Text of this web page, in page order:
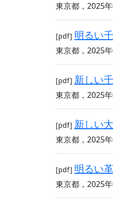
東京都，2025
[pdf] 明るい
東京都，2025
[pdf] 新しい
東京都，2025
[pdf] 新しい
東京都，2025
[pdf] 明るい
東京都，2025